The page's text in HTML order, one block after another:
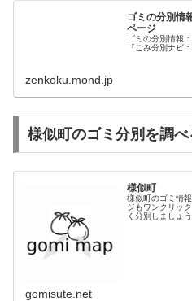
ゴミの分別情
ページ
ゴミの分別情報
『ごみ分別ナビ
zenkoku.mond.jp
様似町のゴミ分別を調
様似町
様似町のゴミ情
ジもワンクリッ
く分別しましょう
gomisute.net